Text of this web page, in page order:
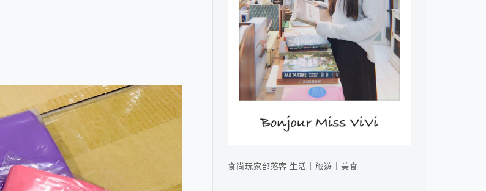
食尚玩家部落客 生活｜旅遊｜美食